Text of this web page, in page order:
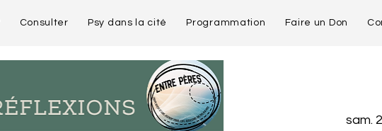
Consulter Psy dans la cité Programmation Faire un Don
sam.